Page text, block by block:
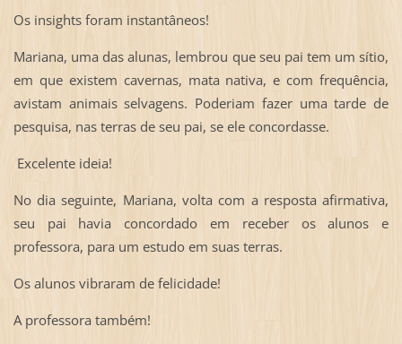
Os insights foram instantâneos!
Mariana, uma das alunas, lembrou que seu pai tem um sítio,
em que existem cavernas, mata nativa, e com frequência,
avistam animais selvagens. Poderiam fazer uma tarde de
pesquisa, nas terras de seu pai, se ele concordasse.
Excelente ideia!
No dia seguinte, Mariana, volta com a resposta afirmativa,
seu pai havia concordado em receber os alunos e
professora, para um estudo em suas terras.
Os alunos vibraram de felicidade!
A professora também!